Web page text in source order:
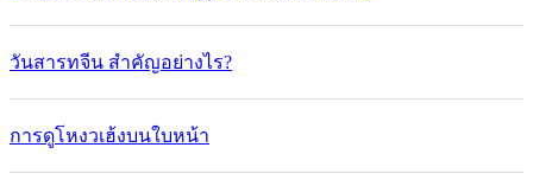
วันสารทจีน สำคัญอย่างไร?
การดูโหงวเฮ้งบนใบหน้า